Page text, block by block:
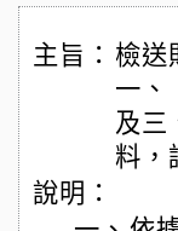
主旨： 檢送
一、
及三
料，
說明：